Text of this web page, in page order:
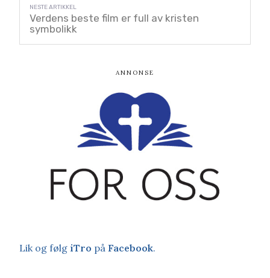
Verdens beste film er full av kristen
symbolikk
Lik og følg iTro på Facebook.